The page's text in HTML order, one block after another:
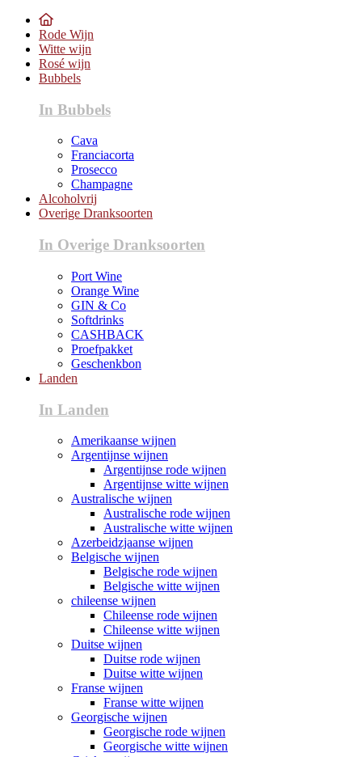
Rode Wijn
Witte wijn
Rosé wijn
Bubbels
In Bubbels
Cava
Franciacorta
Prosecco
Champagne
Alcoholvrij
Overige Dranksoorten
In Overige Dranksoorten
Port Wine
Orange Wine
GIN & Co
Softdrinks
CASHBACK
Proefpakket
Geschenkbon
Landen
In Landen
Amerikaanse wijnen
Argentijnse wijnen
Argentijnse rode wijnen
Argentijnse witte wijnen
Australische wijnen
Australische rode wijnen
Australische witte wijnen
Azerbeidzjaanse wijnen
Belgische wijnen
Belgische rode wijnen
Belgische witte wijnen
chileense wijnen
Chileense rode wijnen
Chileense witte wijnen
Duitse wijnen
Duitse rode wijnen
Duitse witte wijnen
Franse wijnen
Franse witte wijnen
Georgische wijnen
Georgische rode wijnen
Georgische witte wijnen